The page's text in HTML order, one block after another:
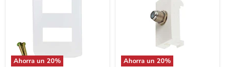
Ahorra un 20%
Ahorra un 20%